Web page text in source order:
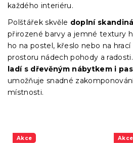
každého interiéru.
Polštářek skvěle doplní
přirozené barvy a jemné textury
ho na postel, křeslo nebo na
prostoru nádech pohody a
ladí s dřevěným nábytkem i
umožňuje snadné
místnosti.
Akce
Akce